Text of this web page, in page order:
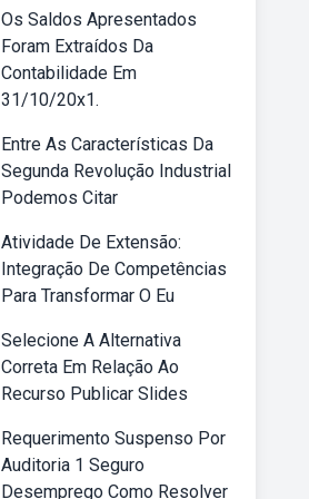
Os Saldos Apresentados
Foram Extraídos Da
Contabilidade Em
31/10/20x1.
Entre As Características Da
Segunda Revolução Industrial
Podemos Citar
Atividade De Extensão:
Integração De Competências
Para Transformar O Eu
Selecione A Alternativa
Correta Em Relação Ao
Recurso Publicar Slides
Requerimento Suspenso Por
Auditoria 1 Seguro
Desemprego Como Resolver